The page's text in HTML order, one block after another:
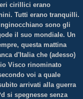
cirillici erano
Tutti erano tranquilli.
sono gli
il suo mondiale. Un
questa mattina
d'Italia che (adesso)
Visco rinominato
voi a quale
arrivati alla guerra
si spegnesse senza